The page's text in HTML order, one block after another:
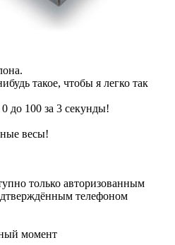
такое, чтобы я легко так
до 100 за 3 секунды!
весы!
только авторизованным
телефоном
момент